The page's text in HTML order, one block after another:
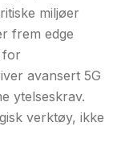
miljøer
frem edge
for
avansert 5G
ytelseskrav.
verktøy, ikke